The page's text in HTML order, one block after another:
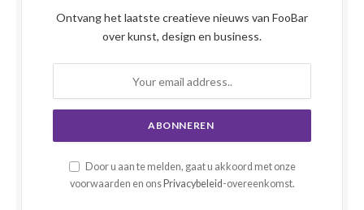
Ontvang het laatste creatieve nieuws van FooBar
over kunst, design en business.
Door u aan te melden, gaat u akkoord met onze
voorwaarden en ons Privacybeleid -overeenkomst.